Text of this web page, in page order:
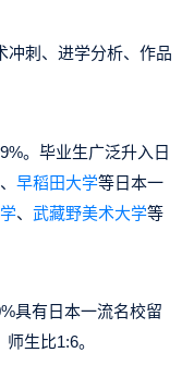
冲刺、进学分析、作品
。毕业生广泛升入日
、 早稻田大学等日本一
、 武藏野美术大学等
具有日本一流名校留
生比1:6。